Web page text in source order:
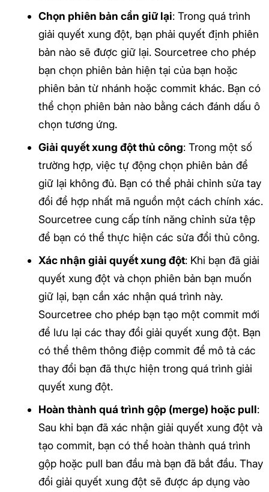
Chọn phiên bản cần giữ lại: Trong quá trình
giải quyết xung đột, bạn phải quyết định phiên
bản nào sẽ được giữ lại. Sourcetree cho phép
bạn chọn phiên bản hiện tại của bạn hoặc
phiên bản từ nhánh hoặc commit khác. Bạn có
thể chọn phiên bản nào bằng cách đánh dấu ô
chọn tương ứng.
Giải quyết xung đột thủ công: Trong một số
trường hợp, việc tự động chọn phiên bản để
giữ lại không đủ. Bạn có thể phải chỉnh sửa tay
đổi để hợp nhất mã nguồn một cách chính xác.
Sourcetree cung cấp tính năng chỉnh sửa tệp
để bạn có thể thực hiện các sửa đổi thủ công.
Xác nhận giải quyết xung đột: Khi bạn đã giải
quyết xung đột và chọn phiên bản bạn muốn
giữ lại, bạn cần xác nhận quá trình này.
Sourcetree cho phép bạn tạo một commit mới
để lưu lại các thay đổi giải quyết xung đột. Bạn
có thể thêm thông điệp commit để mô tả các
thay đổi bạn đã thực hiện trong quá trình giải
quyết xung đột.
Hoàn thành quá trình gộp (merge) hoặc pull:
Sau khi bạn đã xác nhận giải quyết xung đột và
tạo commit, bạn có thể hoàn thành quá trình
gộp hoặc pull ban đầu mà bạn đã bắt đầu. Thay
đổi giải quyết xung đột sẽ được áp dụng vào